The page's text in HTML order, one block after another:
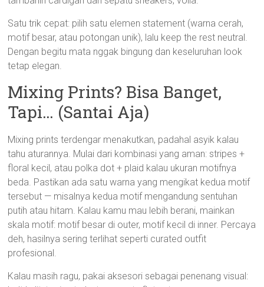
Satu trik cepat: pilih satu elemen statement (warna cerah,
motif besar, atau potongan unik), lalu keep the rest neutral.
Dengan begitu mata nggak bingung dan keseluruhan look
tetap elegan.
Mixing Prints? Bisa Banget,
Tapi… (Santai Aja)
Mixing prints terdengar menakutkan, padahal asyik kalau
tahu aturannya. Mulai dari kombinasi yang aman: stripes +
floral kecil, atau polka dot + plaid kalau ukuran motifnya
beda. Pastikan ada satu warna yang mengikat kedua motif
tersebut — misalnya kedua motif mengandung sentuhan
putih atau hitam. Kalau kamu mau lebih berani, mainkan
skala motif: motif besar di outer, motif kecil di inner. Percaya
deh, hasilnya sering terlihat seperti curated outfit
profesional.
Kalau masih ragu, pakai aksesori sebagai penenang visual: